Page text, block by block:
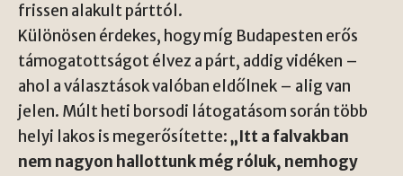
frissen alakult párttól.
Különösen érdekes, hogy míg Budapesten erős
támogatottságot élvez a párt, addig vidéken –
ahol a választások valóban eldőlnek – alig van
jelen. Múlt heti borsodi látogatásom során több
helyi lakos is megerősítette:„Itt a falvakban
nem nagyon hallottunk még róluk, nemhogy